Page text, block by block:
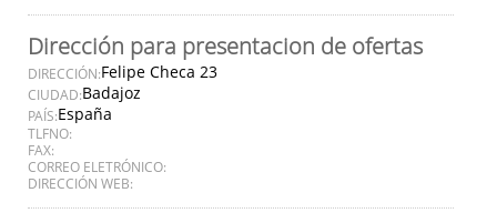
Dirección para presentacion de ofertas
DIRECCIÓN:Felipe Checa 23
CIUDAD:Badajoz
PAÍS:España
TLFNO:
FAX:
CORREO ELETRÓNICO:
DIRECCIÓN WEB: